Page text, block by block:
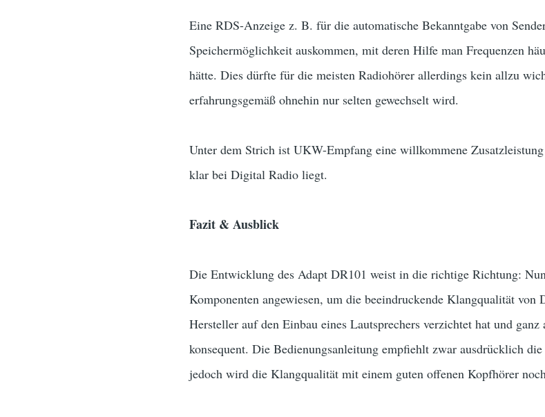
Eine RDS-Anzeige z. B. für die automatische Bekanntgabe von
Speichermöglichkeit auskommen, mit deren Hilfe man Frequenzen
hätte. Dies dürfte für die meisten Radiohörer allerdings kein allzu
erfahrungsgemäß ohnehin nur selten gewechselt wird.
Unter dem Strich ist UKW-Empfang eine willkommene
klar bei Digital Radio liegt.
Fazit & Ausblick
Die Entwicklung des Adapt DR101 weist in die richtige Richtung:
Komponenten angewiesen, um die beeindruckende Klangqualität
Hersteller auf den Einbau eines Lautsprechers verzichtet hat und
konsequent. Die Bedienungsanleitung empfiehlt zwar ausdrücklich
jedoch wird die Klangqualität mit einem guten offenen Kopfhörer